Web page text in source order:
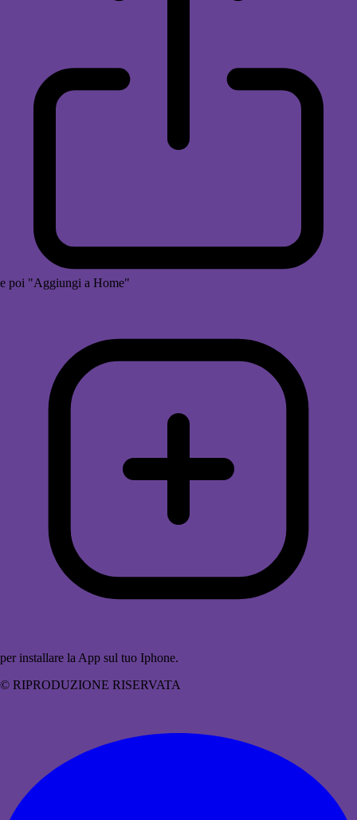
e poi "Aggiungi a Home"
per installare la App sul tuo Iphone.
© RIPRODUZIONE RISERVATA